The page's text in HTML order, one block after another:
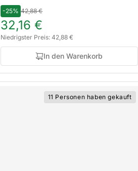
-25% 42,88 €
32,16 €
Niedrigster Preis: 42,88 €
In den Warenkorb
11 Personen haben gekauft